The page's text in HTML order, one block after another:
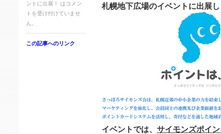
ントに出展！ は コメン
トを受け付けていませ
ん。
この記事へのリンク
札幌地下広場のイベントに出展
イベントでは、 サイモンズポイ